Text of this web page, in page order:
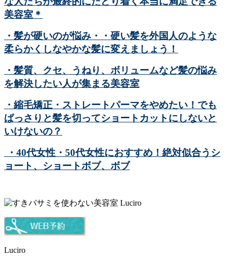
美容室＊
・髪が硬いのが悩み・・硬い髪を外国人のような
柔らかくしなやかな髪に変えましょう！
・髪質、クセ、うねり、ボリュームなど髪の悩み
を解決したい人が集まる美容室
・縮毛矯正・ストレートパーマをやめたい！でも
ばっさりと髪を切ってショートカットにしないと
いけないの？
・40代女性・50代女性におすすめ！絶対似合うシ
ョート、ショートボブ、ボブ
Luciro